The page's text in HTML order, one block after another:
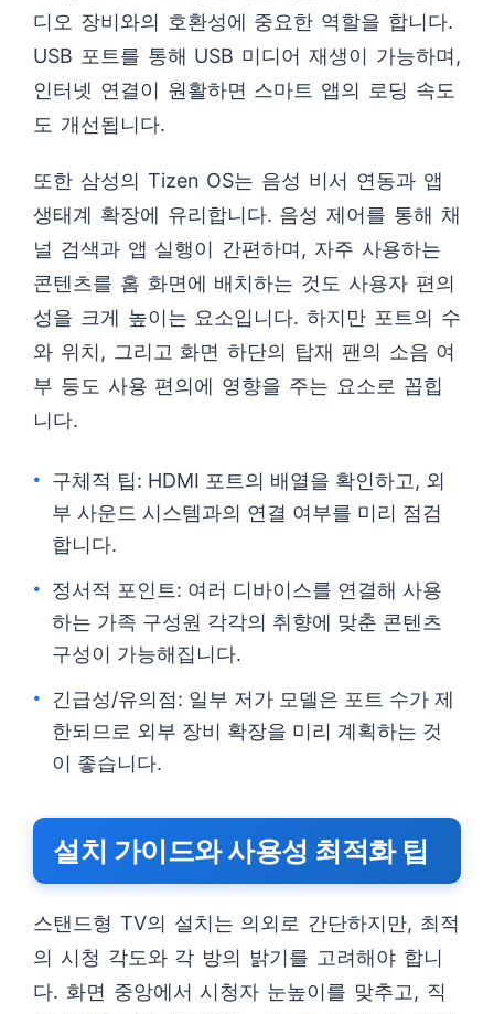
디오 장비와의 호환성에 중요한 역할을 합니다.
USB 포트를 통해 USB 미디어 재생이 가능하며,
인터넷 연결이 원활하면 스마트 앱의 로딩 속도
도 개선됩니다.
또한 삼성의 Tizen OS는 음성 비서 연동과 앱
생태계 확장에 유리합니다. 음성 제어를 통해 채
널 검색과 앱 실행이 간편하며, 자주 사용하는
콘텐츠를 홈 화면에 배치하는 것도 사용자 편의
성을 크게 높이는 요소입니다. 하지만 포트의 수
와 위치, 그리고 화면 하단의 탑재 팬의 소음 여
부 등도 사용 편의에 영향을 주는 요소로 꼽힙
니다.
구체적 팁: HDMI 포트의 배열을 확인하고, 외
부 사운드 시스템과의 연결 여부를 미리 점검
합니다.
정서적 포인트: 여러 디바이스를 연결해 사용
하는 가족 구성원 각각의 취향에 맞춘 콘텐츠
구성이 가능해집니다.
긴급성/유의점: 일부 저가 모델은 포트 수가 제
한되므로 외부 장비 확장을 미리 계획하는 것
이 좋습니다.
설치 가이드와 사용성 최적화 팁
스탠드형 TV의 설치는 의외로 간단하지만, 최적
의 시청 각도와 각 방의 밝기를 고려해야 합니
다. 화면 중앙에서 시청자 눈높이를 맞추고, 직